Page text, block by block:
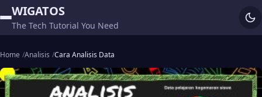
WIGATOS
The Tech Tutorial You Need
Home Analisis Cara Analisis Data